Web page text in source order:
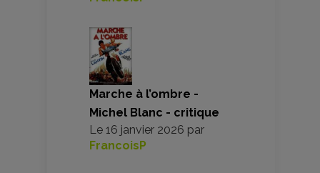
Marche à l’ombre -
Michel Blanc - critique
Le 16 janvier 2026 par
FrancoisP